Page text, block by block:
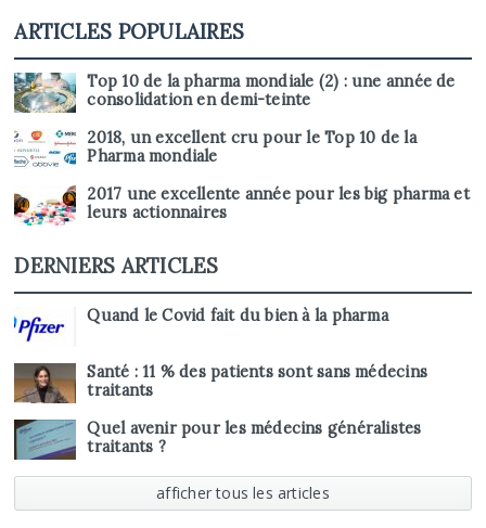
ARTICLES POPULAIRES
Top 10 de la pharma mondiale (2) : une année de
consolidation en demi-teinte
2018, un excellent cru pour le Top 10 de la
Pharma mondiale
2017 une excellente année pour les big pharma et
leurs actionnaires
DERNIERS ARTICLES
Quand le Covid fait du bien à la pharma
Santé : 11 % des patients sont sans médecins
traitants
Quel avenir pour les médecins généralistes
traitants ?
afficher tous les articles